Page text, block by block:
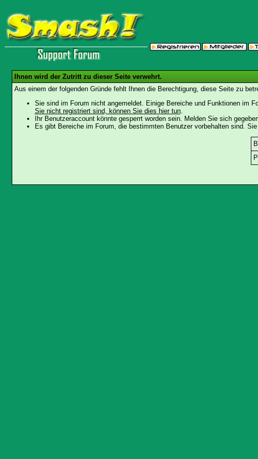
Ihnen wird der Zutritt zu dieser Seite verwehrt.
Aus einem der folgenden Gründe fehlt Ihnen die Berechtigung, diese Seite zu
Sie sind im Forum nicht angemeldet. Einige Bereiche und Funktionen im
Sie nicht registriert sind, können Sie dies hier tun.
Ihr Benutzeraccount könnte gesperrt worden sein. Melden Sie sich
Es gibt Bereiche im Forum, die bestimmten Benutzer vorbehalten sind.